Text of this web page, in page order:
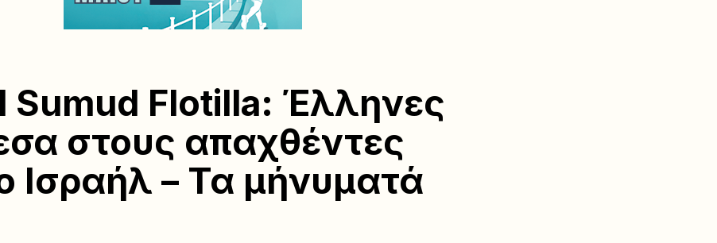
Sumud Flotilla: Έλληνες
στους απαχθέντες
Ισραήλ – Τα μήνυματά